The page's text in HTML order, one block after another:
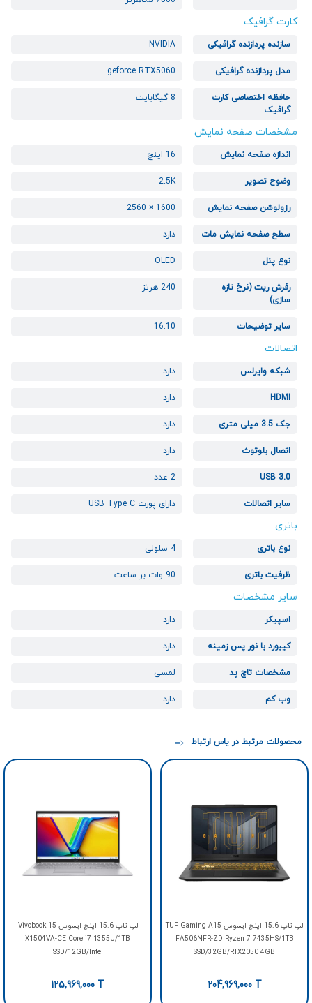
کارت گرافیک
سازنده پردازنده گرافیکی NVIDIA
مدل پردازنده گرافیکی geforce RTX5060
حافظه اختصاصی کارت
گرافیک
8 گیگابایت
مشخصات صفحه نمایش
اندازه صفحه نمایش 16 اینچ
وضوح تصویر 2.5K
رزولوشن صفحه نمایش 1600 × 2560
سطح صفحه نمایش مات دارد
نوع پنل OLED
رفرش ریت (نرخ تازه
سازی)
240 هرتز
سایر توضیحات 16:10
اتصالات
شبکه وایرلس دارد
HDMI دارد
جک 3.5 میلی متری دارد
اتصال بلوتوث دارد
USB 3.0 2 عدد
سایر اتصالات دارای پورت USB Type C
باتری
نوع باتری 4 سلولی
ظرفیت باتری 90 وات بر ساعت
سایر مشخصات
اسپیکر دارد
کیبورد با نور پس زمینه دارد
مشخصات تاچ پد لمسی
وب کم دارد
محصولات مرتبط در یاس ارتباط
لپ تاپ 15.6 اینچ ایسوس TUF Gaming A15
FA506NFR-ZD Ryzen 7 7435HS/1TB
SSD/32GB/RTX2050 4GB
204,969,000T
لپ تاپ 15.6 اینچ ایسوس Vivobook 15
X1504VA-CE Core i7 1355U/1TB
SSD/12GB/Intel
125,969,000 T